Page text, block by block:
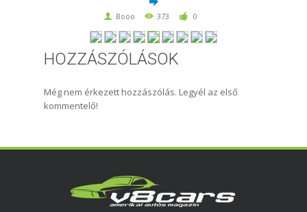
Booo 373 0
HOZZÁSZÓLÁSOK
Még nem érkezett hozzászólás. Legyél az első
kommentelő!